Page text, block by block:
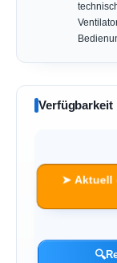
Verfügbarkeit
➤ Aktuell
🔍